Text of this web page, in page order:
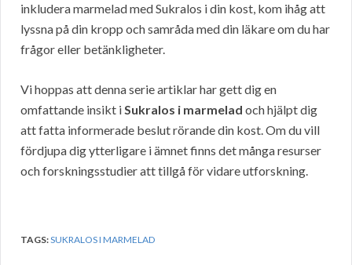
inkludera marmelad med Sukralos i din kost, kom ihåg att
lyssna på din kropp och samråda med din läkare om du har
frågor eller betänkligheter.
Vi hoppas att denna serie artiklar har gett dig en
omfattande insikt iSukralos i marmelad och hjälpt dig
att fatta informerade beslut rörande din kost. Om du vill
fördjupa dig ytterligare i ämnet finns det många resurser
och forskningsstudier att tillgå för vidare utforskning.
TAGS:SUKRALOS I MARMELAD